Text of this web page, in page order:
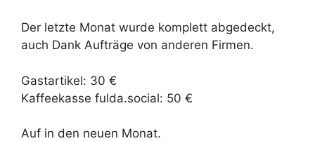
Der letzte Monat wurde komplett abgedeckt,
auch Dank Aufträge von anderen Firmen.
Gastartikel: 30 €
Kaffeekasse fulda.social: 50 €
Auf in den neuen Monat.